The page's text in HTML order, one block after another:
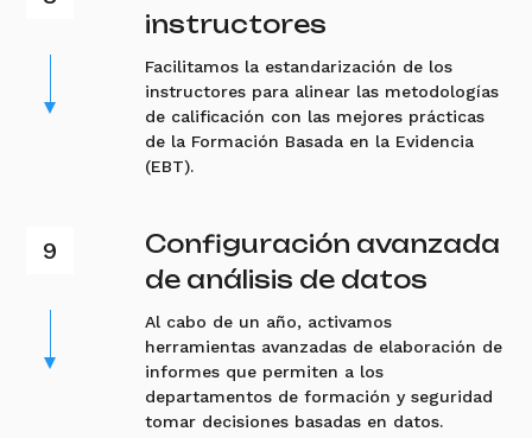
instructores
Facilitamos la estandarización de los
instructores para alinear las metodologías
de calificación con las mejores prácticas
de la Formación Basada en la Evidencia
(EBT).
Configuración avanzada
de análisis de datos
Al cabo de un año, activamos
herramientas avanzadas de elaboración de
informes que permiten a los
departamentos de formación y seguridad
tomar decisiones basadas en datos.